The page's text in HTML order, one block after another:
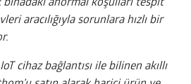
anormal koşulları tespit
aracılığıyla sorunlara hızlı bir
cihaz bağlantısı ile bilinen akıllı